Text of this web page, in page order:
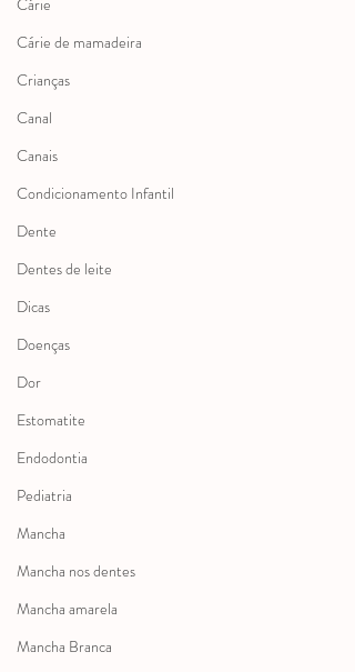
Cárie
Cárie de mamadeira
Crianças
Canal
Canais
Condicionamento Infantil
Dente
Dentes de leite
Dicas
Doenças
Dor
Estomatite
Endodontia
Pediatria
Mancha
Mancha nos dentes
Mancha amarela
Mancha Branca